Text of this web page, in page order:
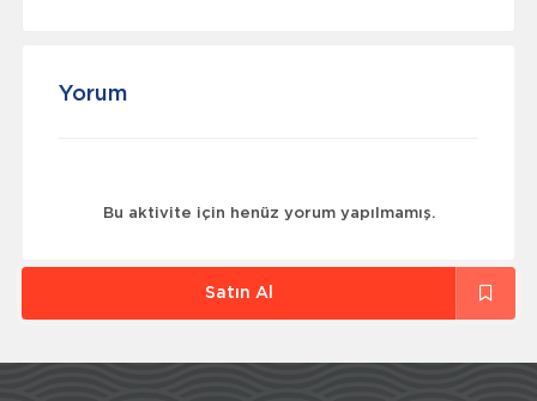
Yorum
Bu aktivite için henüz yorum yapılmamış.
Satın Al